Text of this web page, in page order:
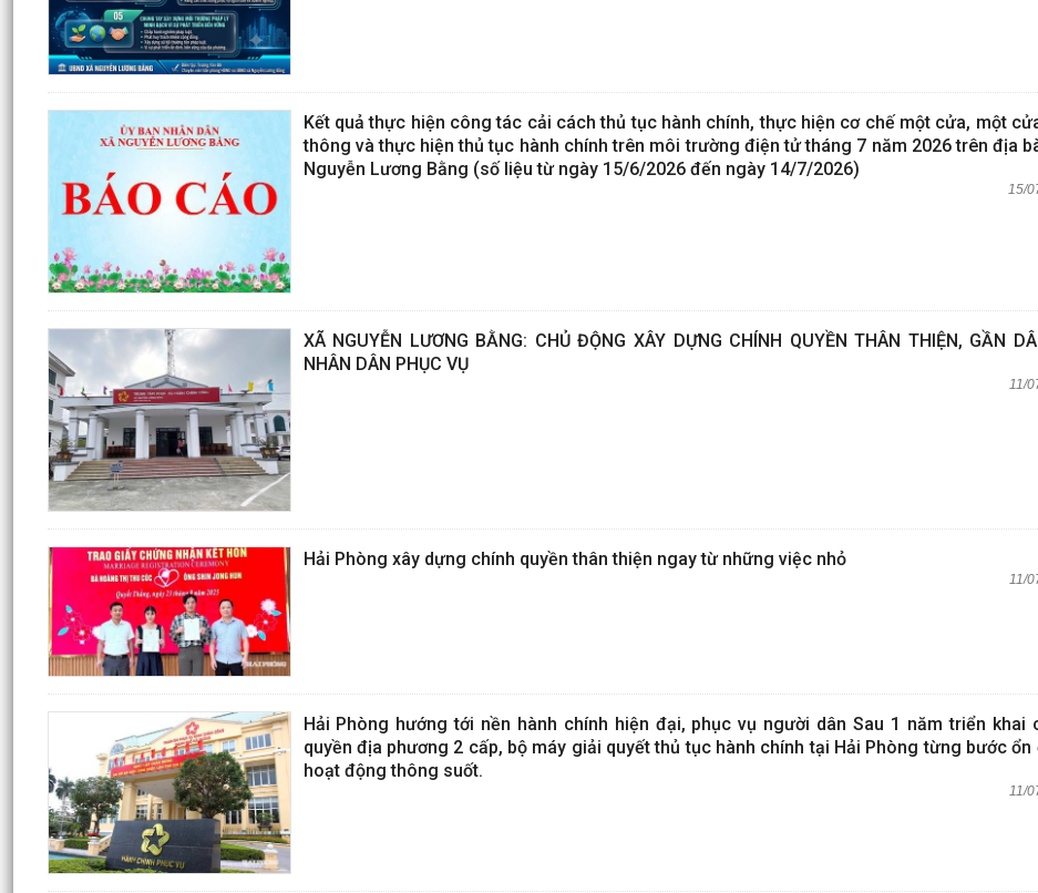
Kết quả thực hiện công tác cải cách thủ tục hành chính, thực hiện cơ chế một cửa, một
thông và thực hiện thủ tục hành chính trên môi trường điện tử tháng 7 năm 2026 trên địa
Nguyễn Lương Bằng (số liệu từ ngày 15/6/2026 đến ngày 14/7/2026)
15/
XÃ NGUYỄN LƯƠNG BẰNG: CHỦ ĐỘNG XÂY DỰNG CHÍNH QUYỀN THÂN THIỆN, GẦN
NHÂN DÂN PHỤC VỤ
11/
Hải Phòng xây dựng chính quyền thân thiện ngay từ những việc nhỏ
11/
Hải Phòng hướng tới nền hành chính hiện đại, phục vụ người dân Sau 1 năm triển khai
quyền địa phương 2 cấp, bộ máy giải quyết thủ tục hành chính tại Hải Phòng từng bước ổn
hoạt động thông suốt.
11/